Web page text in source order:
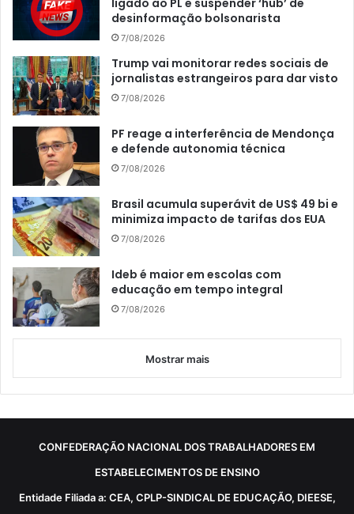
desinformação bolsonarista
7/08/2026
Trump vai monitorar redes sociais de
jornalistas estrangeiros para dar visto
7/08/2026
PF reage a interferência de Mendonça
e defende autonomia técnica
7/08/2026
Brasil acumula superávit de US$ 49 bi e
minimiza impacto de tarifas dos EUA
7/08/2026
Ideb é maior em escolas com
educação em tempo integral
7/08/2026
Mostrar mais
CONFEDERAÇÃO NACIONAL DOS TRABALHADORES EM
ESTABELECIMENTOS DE ENSINO
Entidade Filiada a: CEA, CPLP-SINDICAL DE EDUCAÇÃO, DIEESE,